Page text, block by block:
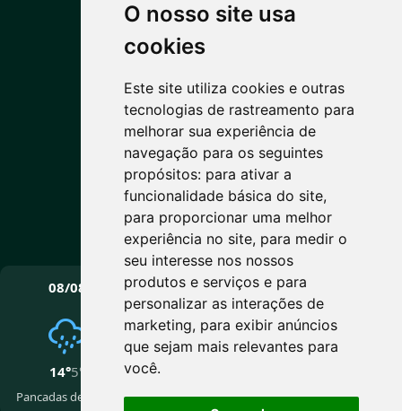
O nosso site usa
cookies
Este site utiliza cookies e outras
tecnologias de rastreamento para
melhorar sua experiência de
navegação para os seguintes
propósitos: para ativar a
funcionalidade básica do site,
para proporcionar uma melhor
experiência no site, para medir o
seu interesse nos nossos
produtos e serviços e para
personalizar as interações de
marketing, para exibir anúncios
que sejam mais relevantes para
você.
PREVISÃO DO TEMPO
10°C
Predominantemente claro
Máx: 14° • Mín: 5°
Vento: 9.4 km/h
08/08
14°5°
Pancadas de chuva
09/08
Nublado Nublado